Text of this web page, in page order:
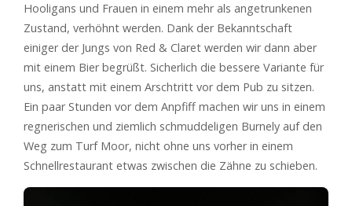
Hooligans und Frauen in einem mehr als angetrunkenen
Zustand, verhöhnt werden. Dank der Bekanntschaft
einiger der Jungs von Red & Claret werden wir dann aber
mit einem Bier begrüßt. Sicherlich die bessere Variante für
uns, anstatt mit einem Arschtritt vor dem Pub zu sitzen.
Ein paar Stunden vor dem Anpfiff machen wir uns in einem
regnerischen und ziemlich schmuddeligen Burnely auf den
Weg zum Turf Moor, nicht ohne uns vorher in einem
Schnellrestaurant etwas zwischen die Zähne zu schieben.